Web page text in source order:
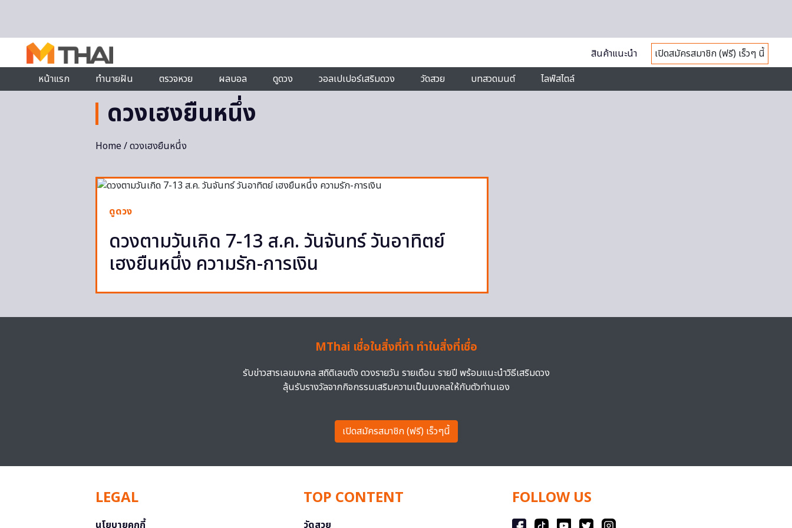
สินค้าแนะนำ
เปิดสมัครสมาชิก (ฟรี) เร็วๆ นี้
หน้าแรก
ทำนายฝัน ตรวจหวย ผลบอล ดูดวง วอลเปเปอร์เสริมดวง วัดสวย บทสวดมนต์ ไลฟ์สไตล์
ดวงเฮงยืนหนึ่ง
Home/ ดวงเฮงยืนหนึ่ง
ดูดวง
ดวงตามวันเกิด 7-13 ส.ค. วันจันทร์ วันอาทิตย์
เฮงยืนหนึ่ง ความรัก-การเงิน
MThai เชื่อในสิ่งที่ทำ ทำในสิ่งที่เชื่อ
รับข่าวสารเลขมงคล สถิติเลขดัง ดวงรายวัน รายเดือน รายปี พร้อมแนะนำวิธีเสริมดวง
ลุ้นรับรางวัลจากกิจกรรมเสริมความเป็นมงคลให้กับตัวท่านเอง
เปิดสมัครสมาชิก (ฟรี) เร็วๆนี้
LEGAL
นโยบายคุกกี้
TOP CONTENT
วัดสวย
FOLLOW US